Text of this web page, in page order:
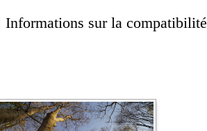
sur la compatibilité